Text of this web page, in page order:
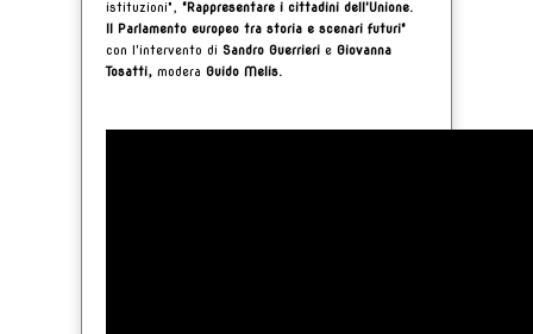
istituzioni", "Rappresentare i cittadini dell'Unione.
Il Parlamento europeo tra storia e scenari futuri"
con l'intervento di Sandro Guerrieri e Giovanna
Tosatti, modera Guido Melis.